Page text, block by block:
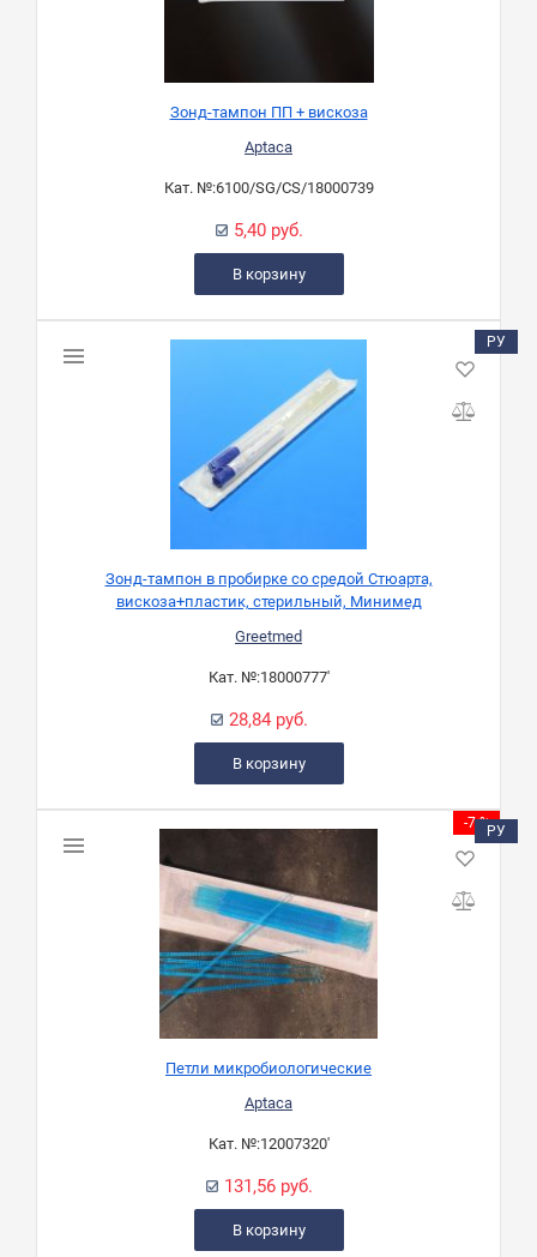
Зонд-тампон ПП + вискоза
Aptaca
Кат. №:6100/SG/CS/18000739
5,40 руб.
В корзину
РУ
Зонд-тампон в пробирке со средой Стюарта,
вискоза+пластик, стерильный, Минимед
Greetmed
Кат. №:18000777'
28,84 руб.
В корзину
-7 %РУ
Петли микробиологические
Aptaca
Кат. №:12007320'
131,56 руб.
В корзину